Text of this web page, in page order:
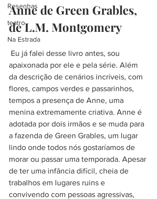
Resenhas
teatro
Na Estrada
Anne de Green Grables,
de L.M. Montgomery
apaixonada por ele e pela série. Além
da descrição de cenários incríveis, com
flores, campos verdes e passarinhos,
tempos a presença de Anne, uma
menina extremamente criativa. Anne é
adotada por dois irmãos e se muda para
a fazenda de Green Grables, um lugar
lindo onde todos nós gostaríamos de
morar ou passar uma temporada. Apesar
de ter uma infância difícil, cheia de
trabalhos em lugares ruins e
convivendo com pessoas agressivas,